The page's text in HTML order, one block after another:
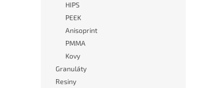
HIPS
PEEK
Anisoprint
PMMA
Kovy
Granuláty
Resiny